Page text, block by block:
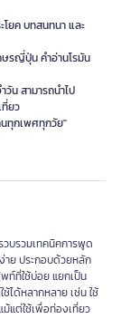
ยค บทสนทนา และ
รญี่ปุ่น คำอ่านโรมัน
วัน สามารถนำไป
ที่ยว
นทุกเพศทุกวัย"
บรวมเทคนิคการพูด
าย ประกอบด้วยหลัก
ท์ที่ใช้บ่อย แยกเป็น
ได้หลากหลาย เช่น ใช้
ม้แต่ใช้เพื่อท่องเที่ยว